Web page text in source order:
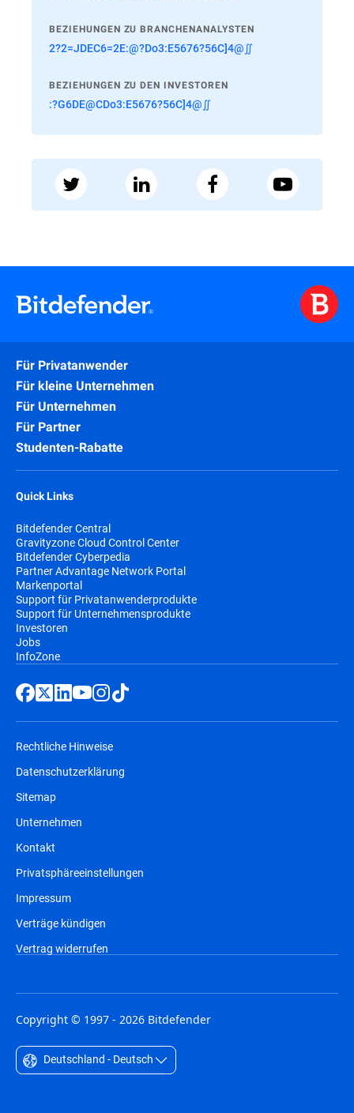
BEZIEHUNGEN ZU BRANCHENANALYSTEN
2?2=JDEC6=2E:@?Do3:E5676?56C]4@∬
BEZIEHUNGEN ZU DEN INVESTOREN
:?G6DE@CDo3:E5676?56C]4@∬
Für Privatanwender
Für kleine Unternehmen
Für Unternehmen
Für Partner
Studenten-Rabatte
Quick Links
Bitdefender Central
Gravityzone Cloud Control Center
Bitdefender Cyberpedia
Partner Advantage Network Portal
Markenportal
Support für Privatanwenderprodukte
Support für Unternehmensprodukte
Investoren
Jobs
InfoZone
Rechtliche Hinweise
Datenschutzerklärung
Sitemap
Unternehmen
Kontakt
Privatsphäreeinstellungen
Impressum
Verträge kündigen
Vertrag widerrufen
Copyright © 1997 - 2026 Bitdefender
Deutschland - Deutsch